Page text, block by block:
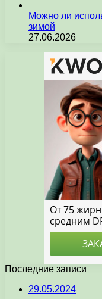
Можно ли
зимой
27.06.2026
Последние записи
29.05.2024